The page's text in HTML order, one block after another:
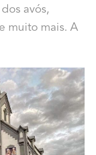
avós,
muito mais. A